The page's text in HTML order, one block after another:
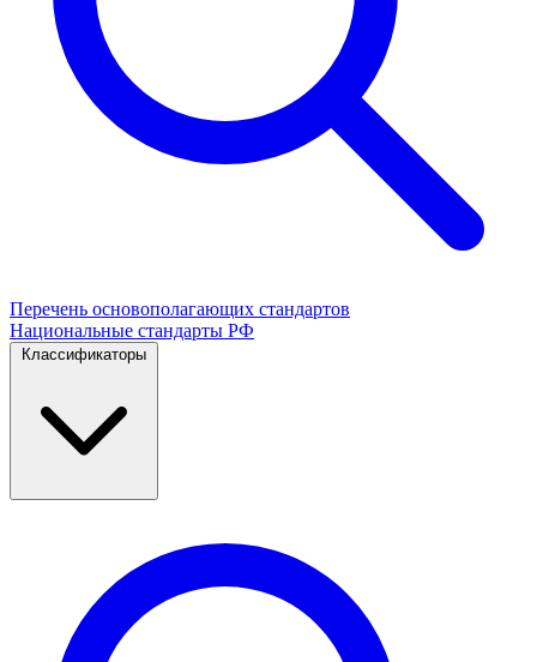
Перечень основополагающих стандартов
Национальные стандарты РФ
Классификаторы